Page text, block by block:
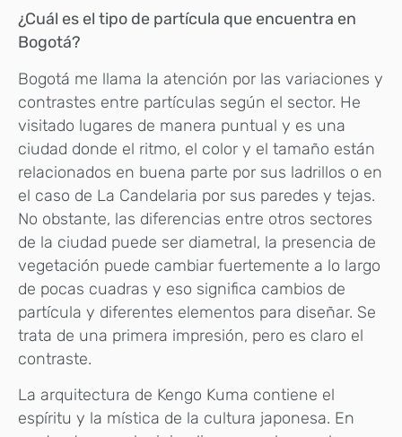
¿Cuál es el tipo de partícula que encuentra en
Bogotá?
Bogotá me llama la atención por las variaciones y
contrastes entre partículas según el sector. He
visitado lugares de manera puntual y es una
ciudad donde el ritmo, el color y el tamaño están
relacionados en buena parte por sus ladrillos o en
el caso de La Candelaria por sus paredes y tejas.
No obstante, las diferencias entre otros sectores
de la ciudad puede ser diametral, la presencia de
vegetación puede cambiar fuertemente a lo largo
de pocas cuadras y eso significa cambios de
partícula y diferentes elementos para diseñar. Se
trata de una primera impresión, pero es claro el
contraste.
La arquitectura de Kengo Kuma contiene el
espíritu y la mística de la cultura japonesa. En